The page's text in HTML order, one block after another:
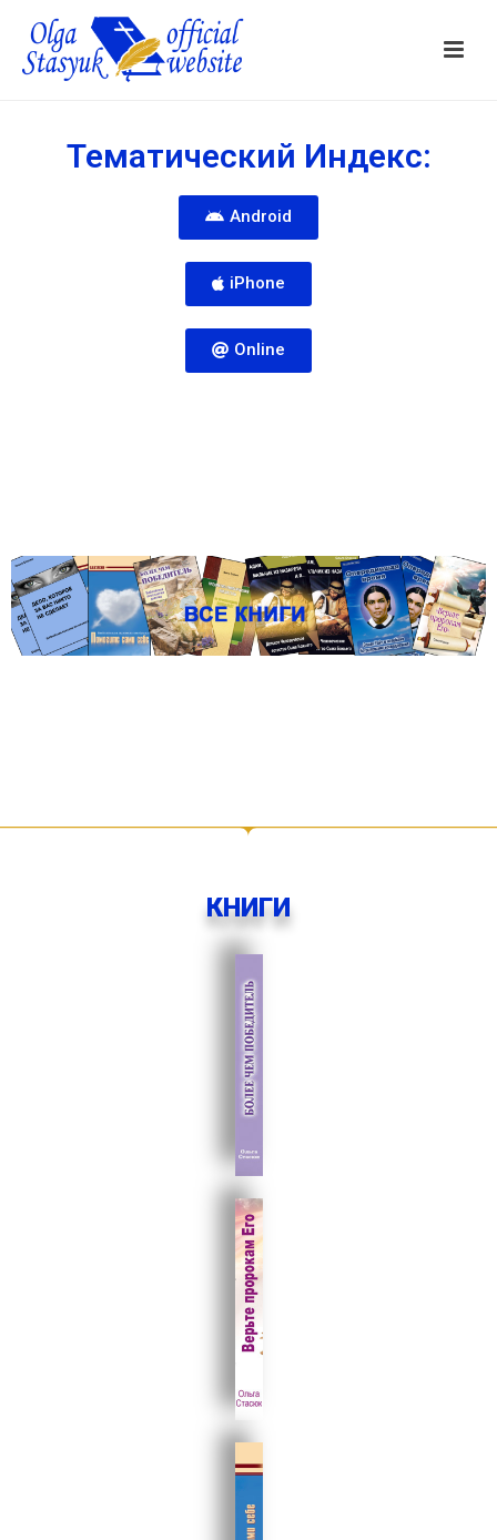
Тематический Индекс:
Android
iPhone
Online
КНИГИ